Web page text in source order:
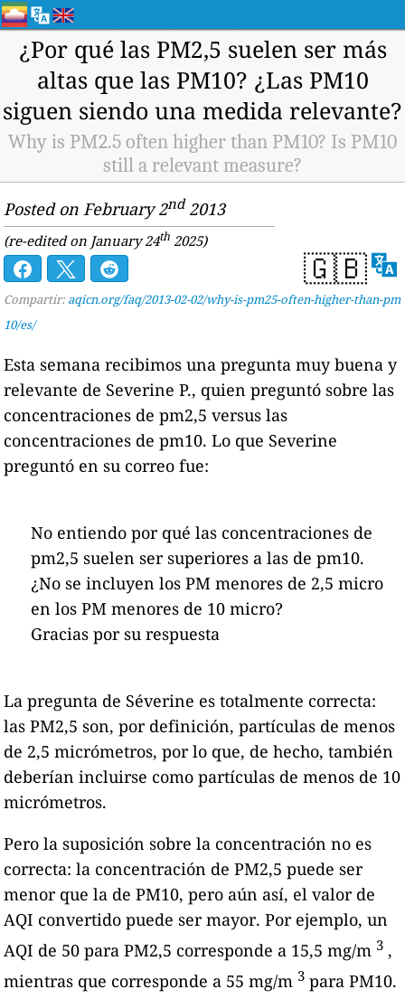
¿Por qué las PM2,5 suelen ser más
altas que las PM10? ¿Las PM10
siguen siendo una medida relevante?
Why is PM2.5 often higher than PM10? Is PM10
still a relevant measure?
Posted on February 2nd2013
(re-edited on January 24th 2025)
🇬🇧
Compartir: aqicn.org/faq/2013-02-02/why-is-pm25-often-higher-than-pm
10/es/
Esta semana recibimos una pregunta muy buena y
relevante de Severine P., quien preguntó sobre las
concentraciones de pm2,5 versus las
concentraciones de pm10. Lo que Severine
preguntó en su correo fue:
No entiendo por qué las concentraciones de
pm2,5 suelen ser superiores a las de pm10.
¿No se incluyen los PM menores de 2,5 micro
en los PM menores de 10 micro?
Gracias por su respuesta
La pregunta de Séverine es totalmente correcta:
las PM2,5 son, por definición, partículas de menos
de 2,5 micrómetros, por lo que, de hecho, también
deberían incluirse como partículas de menos de 10
micrómetros.
Pero la suposición sobre la concentración no es
correcta: la concentración de PM2,5 puede ser
menor que la de PM10, pero aún así, el valor de
AQI convertido puede ser mayor. Por ejemplo, un
AQI de 50 para PM2,5 corresponde a 15,5 mg/m 3 ,
mientras que corresponde a 55 mg/m 3 para PM10.